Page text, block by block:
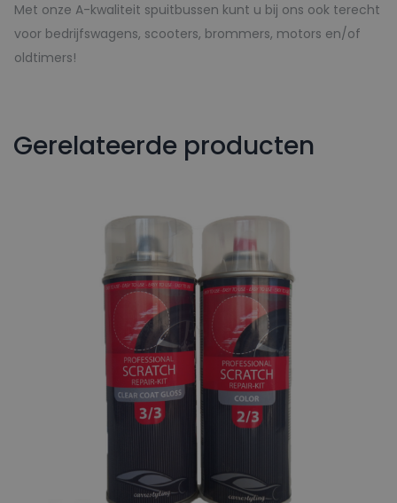
Met onze A-kwaliteit spuitbussen kunt u bij ons ook terecht
voor bedrijfswagens, scooters, brommers, motors en/of
oldtimers!
Gerelateerde producten